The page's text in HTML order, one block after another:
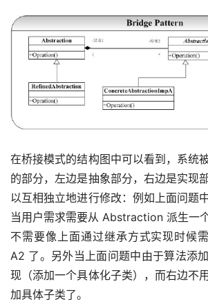
在桥接模式的结构图中可以看到，系统
的部分，左边是抽象部分，右边是实现
以互相独立地进行修改：例如上面问题
当用户需求需要从 Abstraction 派生一
不需要像上面通过继承方式实现时候
A2 了。另外当上面问题中由于算法添
现（添加一个具体化子类），而右边不
加具体子类了。